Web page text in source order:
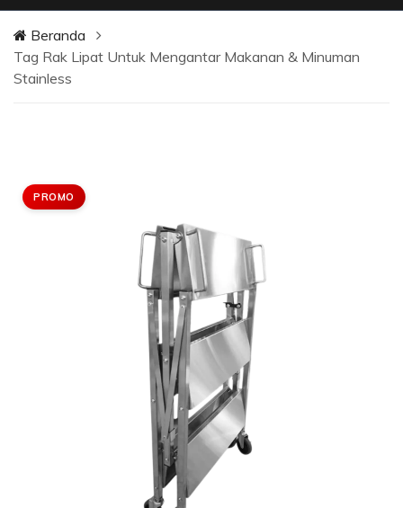
Beranda
Tag Rak Lipat Untuk Mengantar Makanan & Minuman
Stainless
PROMO